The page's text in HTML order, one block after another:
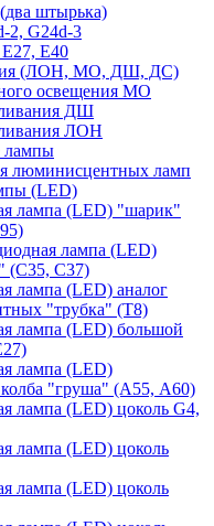
штырька)
2, G24d-3
Е40
(ЛОН, МО, ДШ, ДС)
освещения МО
ДШ
ЛОН
лампы
люминисцентных ламп
(LED)
лампа (LED) "шарик"
лампа (LED)
(С35, С37)
лампа (LED) аналог
"трубка" (T8)
лампа (LED) большой
лампа (LED)
колба "груша" (А55, А60)
лампа (LED) цоколь G4,
лампа (LED) цоколь
лампа (LED) цоколь